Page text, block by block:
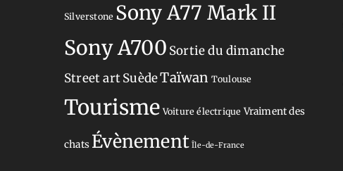
Silverstone Sony A77 Mark II
Sony A700 Sortie du dimanche
Street artSuèdeTaïwan Toulouse
Tourisme Voiture électrique Vraiment des
chats Évènement Île-de-France